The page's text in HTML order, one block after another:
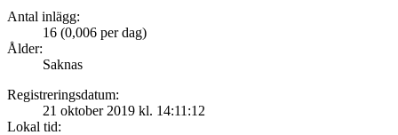
Antal inlägg:
16 (0,006 per dag)
Ålder:
Saknas
Registreringsdatum:
21 oktober 2019 kl. 14:11:12
Lokal tid: